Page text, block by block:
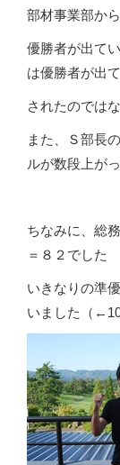
部材事業部か
優勝者が出て
は優勝者が出
されたのでは
また、Ｓ部長
ルが数段上が
ちなみに、総
＝８２でした
いきなりの準
いました（